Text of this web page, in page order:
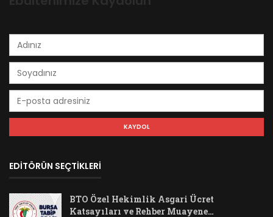
EDİTÖRÜN SEÇTİKLERİ
BTO Özel Hekimlik Asgari Ücret
Katsayıları ve Rehber Muayene…